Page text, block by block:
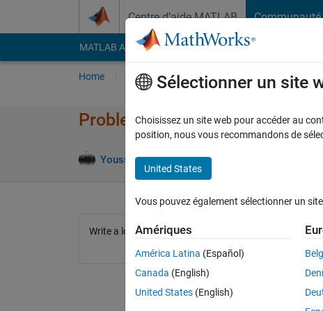
Centre d’aide MATLAB Communauté
MATLAB Answers File Exchange Cody
Home Problem Groups Players
Problem 2693. Test if a matrix
Youssef Khmou 128 solvers
Write a logical function that returns 1 if the input
Sélectionner un site
Choisissez un site web pour accéder au
position, nous vous recommandons de
United States
Vous pouvez également sélectionner un
Amériques
América Latina (Español)
Canada (English)
United States (English)